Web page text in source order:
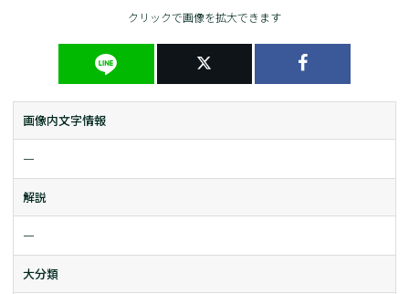
クリックで画像を拡大できます
画像内文字情報
ー
解説
ー
大分類